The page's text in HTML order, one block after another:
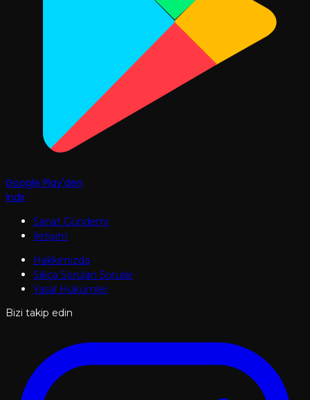
Google Play'den
İndir
Sanat Gündemi
İletişim
Hakkımızda
Sıkça Sorulan Sorular
Yasal Hükümler
Bizi takip edin